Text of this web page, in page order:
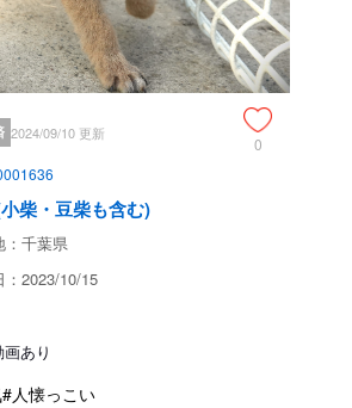
されています。
の日程でご決定ください。
田犬、紀州犬、甲斐犬、北海
渡しができるものとする特例
動物愛護管理法第21条の4に
すよう、お願いいたします。
2024/09/10 更新
0
柴・豆柴も含む)
：千葉県
：2023/10/15
画あり
#人懐っこい